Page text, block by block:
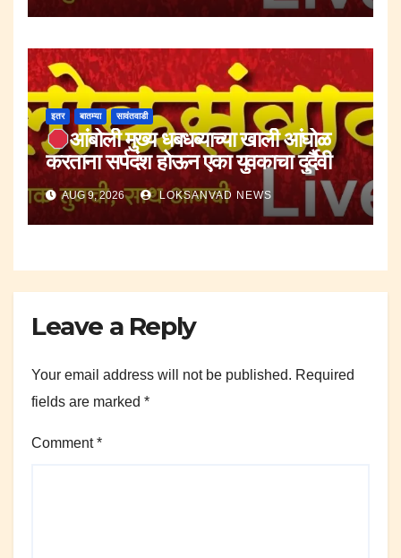
इतर बातम्या सावंतवाडी
आंबोली मुख्य धबधब्याच्या खाली आंघोळ
करताना सर्पदंश होऊन एका युवकाचा दुर्दैवी
मृत्यू.AUG 9, 2026 LOKSANVAD NEWS
Leave a Reply
Your email address will not be published. Required
fields are marked *
Comment*